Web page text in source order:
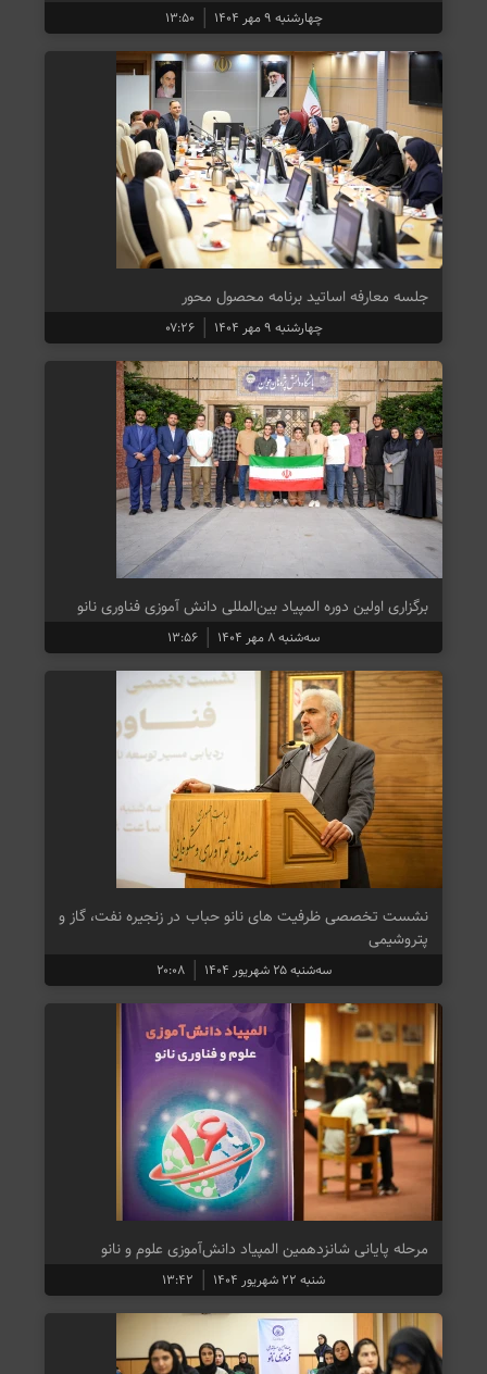
چهارشنبه ۹ مهر ۱۴۰۴ ۱۳:۵۰
جلسه معارفه اساتید برنامه محصول محور
چهارشنبه ۹ مهر ۱۴۰۴ ۰۷:۲۶
برگزاری اولین دوره المپیاد بین‌المللی دانش آموزی فناوری نانو
سه‌شنبه ۸ مهر ۱۴۰۴ ۱۳:۵۶
نشست تخصصی ظرفیت های نانو حباب در زنجیره نفت، گاز و
پتروشیمی
سه‌شنبه ۲۵ شهریور ۱۴۰۴ ۲۰:۰۸
مرحله پایانی شانزدهمین المپیاد دانش‌آموزی علوم و نانو
شنبه ۲۲ شهریور ۱۴۰۴ ۱۳:۴۲